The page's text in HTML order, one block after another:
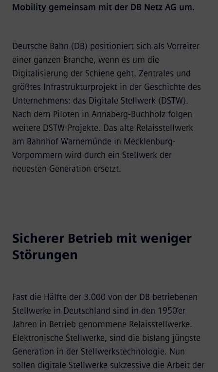
Mobility gemeinsam mit der DB Netz AG um.
Deutsche Bahn (DB) positioniert sich als Vorreiter
einer ganzen Branche, wenn es um die
Digitalisierung der Schiene geht. Zentrales und
größtes Infrastrukturprojekt in der Geschichte des
Unternehmens: das Digitale Stellwerk (DSTW).
Nach dem Piloten in Annaberg-Buchholz folgen
weitere DSTW-Projekte. Das alte Relaisstellwerk
am Bahnhof Warnemünde in Mecklenburg-
Vorpommern wird durch ein Stellwerk der
neuesten Generation ersetzt.
Sicherer Betrieb mit weniger
Störungen
Fast die Hälfte der 3.000 von der DB betriebenen
Stellwerke in Deutschland sind in den 1950‘er
Jahren in Betrieb genommene Relaisstellwerke.
Elektronische Stellwerke, sind die bislang jüngste
Generation in der Stellwerkstechnologie. Nun
sollen digitale Stellwerke sukzessive die Arbeit der